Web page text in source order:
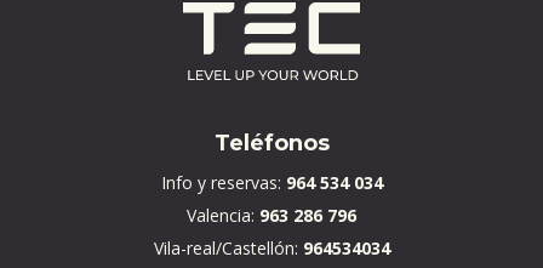
Teléfonos
Info y reservas: 964 534 034
Valencia: 963 286 796
Vila-real/Castellón: 964534034